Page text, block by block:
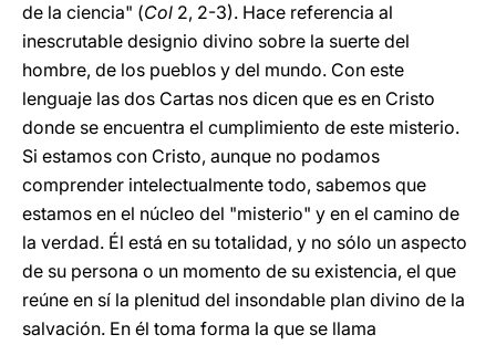
de la ciencia" (Col 2, 2-3). Hace referencia al
inescrutable designio divino sobre la suerte del
hombre, de los pueblos y del mundo. Con este
lenguaje las dos Cartas nos dicen que es en Cristo
donde se encuentra el cumplimiento de este misterio.
Si estamos con Cristo, aunque no podamos
comprender intelectualmente todo, sabemos que
estamos en el núcleo del "misterio" y en el camino de
la verdad. Él está en su totalidad, y no sólo un aspecto
de su persona o un momento de su existencia, el que
reúne en sí la plenitud del insondable plan divino de la
salvación. En él toma forma la que se llama